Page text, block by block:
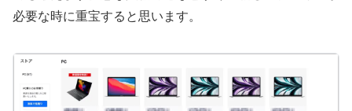
必要な時に重宝すると思います。